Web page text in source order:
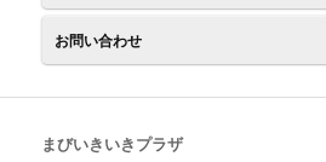
お問い合わせ
まびいきいきプラザ